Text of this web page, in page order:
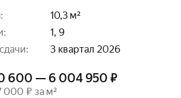
10,3 м²
1, 9
3 квартал 2026
600 — 6 004 950 ₽
000 ₽ за м²